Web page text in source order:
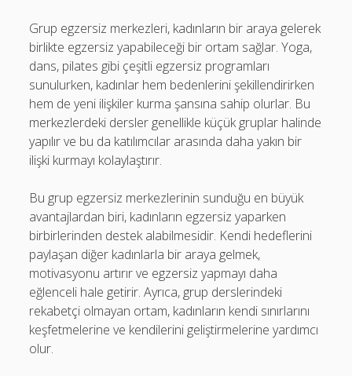
Grup egzersiz merkezleri, kadınların bir araya gelerek
birlikte egzersiz yapabileceği bir ortam sağlar. Yoga,
dans, pilates gibi çeşitli egzersiz programları
sunulurken, kadınlar hem bedenlerini şekillendirirken
hem de yeni ilişkiler kurma şansına sahip olurlar. Bu
merkezlerdeki dersler genellikle küçük gruplar halinde
yapılır ve bu da katılımcılar arasında daha yakın bir
ilişki kurmayı kolaylaştırır.
Bu grup egzersiz merkezlerinin sunduğu en büyük
avantajlardan biri, kadınların egzersiz yaparken
birbirlerinden destek alabilmesidir. Kendi hedeflerini
paylaşan diğer kadınlarla bir araya gelmek,
motivasyonu artırır ve egzersiz yapmayı daha
eğlenceli hale getirir. Ayrıca, grup derslerindeki
rekabetçi olmayan ortam, kadınların kendi sınırlarını
keşfetmelerine ve kendilerini geliştirmelerine yardımcı
olur.